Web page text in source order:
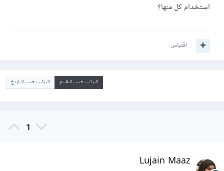
استخدام كل منها؟
اقتباس
الترتيب حسب التقييم الترتيب حسب التاريخ
1
Lujain Maaz